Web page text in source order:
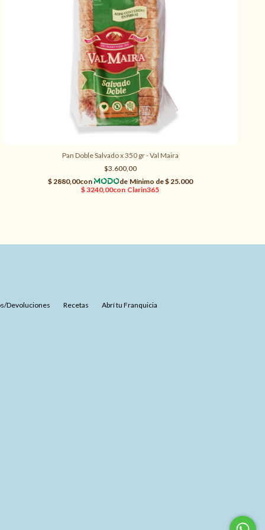
Pan Doble Salvado x 350 gr - Val Maira
$3.600,00
Devoluciones Recetas Abrí tu Franquicia